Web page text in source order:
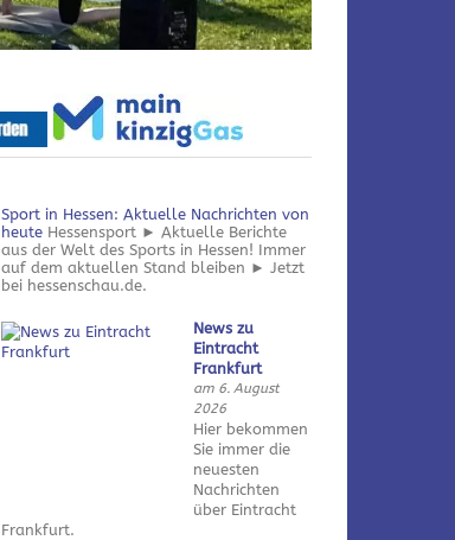
Sport in Hessen: Aktuelle Nachrichten von
heute Hessensport ► Aktuelle Berichte
aus der Welt des Sports in Hessen! Immer
auf dem aktuellen Stand bleiben ► Jetzt
bei hessenschau.de.
News zu
Eintracht
Frankfurt
am 6. August
2026
Hier bekommen
Sie immer die
neuesten
Nachrichten
über Eintracht
Frankfurt.